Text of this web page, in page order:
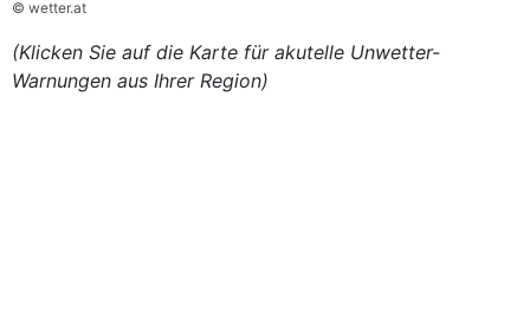
© wetter.at
(Klicken Sie auf die Karte für akutelle Unwetter-
Warnungen aus Ihrer Region)